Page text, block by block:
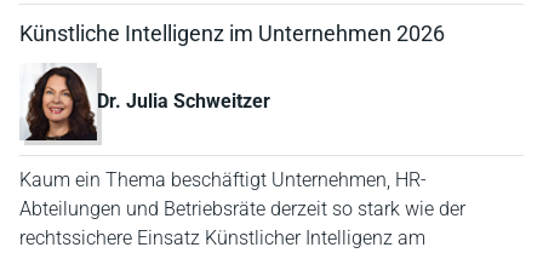
Künstliche Intelligenz im Unternehmen 2026
Dr. Julia Schweitzer
Kaum ein Thema beschäftigt Unternehmen, HR-
Abteilungen und Betriebsräte derzeit so stark wie der
rechtssichere Einsatz Künstlicher Intelligenz am